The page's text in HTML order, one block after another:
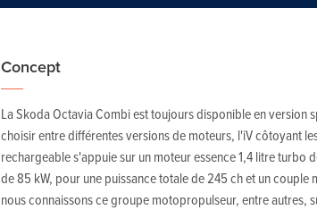
Concept
La Skoda Octavia Combi est toujours disponible en version
choisir entre différentes versions de moteurs, l'iV côtoyant
rechargeable s'appuie sur un moteur essence 1,4 litre turbo
de 85 kW, pour une puissance totale de 245 ch et un couple
nous connaissons ce groupe motopropulseur, entre autres,